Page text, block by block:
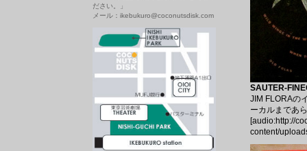
SAUTER-
JIM FLORAの
ーカルまであ
[audio:http://
content/
ださい。」
メール：ikebukuro@coconutsdisk.com